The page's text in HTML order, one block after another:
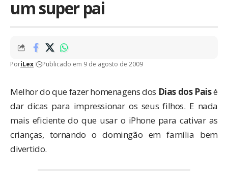
um super pai
PoriLex Publicado em 9 de agosto de 2009
Melhor do que fazer homenagens dos Dias dos Paisé
dar dicas para impressionar os seus filhos. E nada
mais eficiente do que usar o iPhone para cativar as
crianças, tornando o domingão em família bem
divertido.